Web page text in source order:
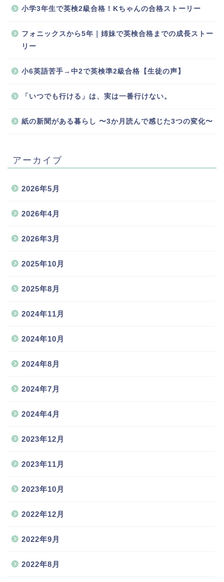
小学3年生で英検2級合格！Kちゃんの合格ストーリー
フォニックスから5年｜姉妹で英検合格までの成長ストー
リー
小6英語苦手→中2で英検準2級合格【生徒の声】
「いつでも行ける」は、実は一番行けない。
紙の新聞がある暮らし 〜3か月読んで感じた3つの変化〜
アーカイブ
2026年5月
2026年4月
2026年3月
2025年10月
2025年8月
2024年11月
2024年10月
2024年8月
2024年7月
2024年4月
2023年12月
2023年11月
2023年10月
2022年12月
2022年9月
2022年8月